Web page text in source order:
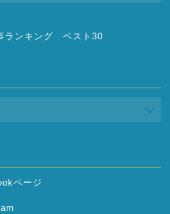
ランキング ベスト30
ページ